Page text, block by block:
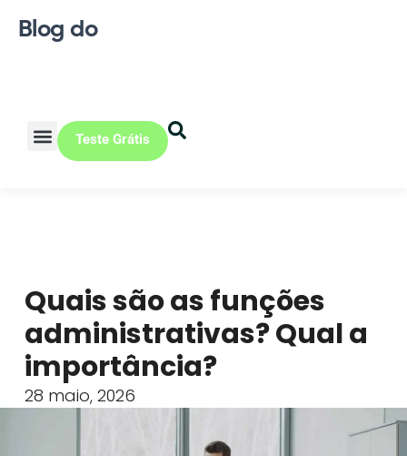
Blog do
Teste Grátis
Quais são as funções
administrativas? Qual a
importância?
28 maio, 2026